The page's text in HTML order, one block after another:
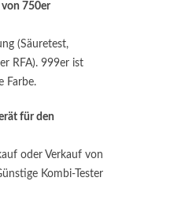
750er
(Säuretest,
RFA). 999er ist
Farbe.
für den
oder Verkauf von
Kombi-Tester